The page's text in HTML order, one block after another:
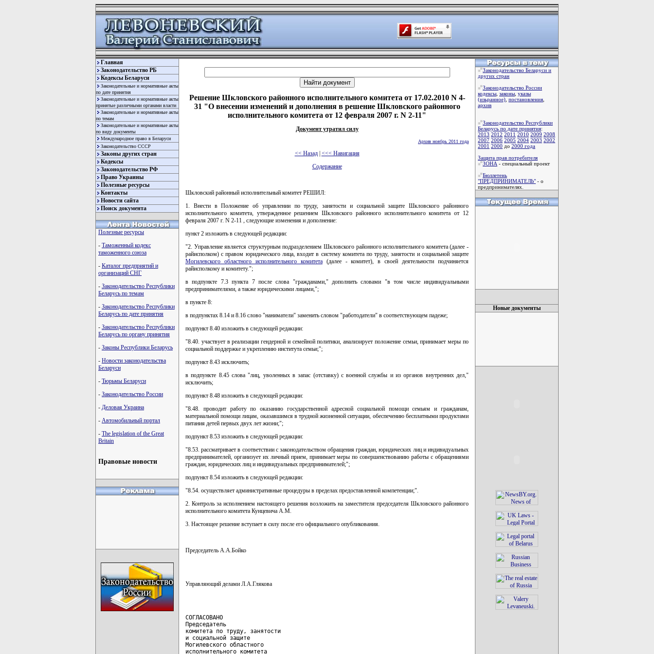
Главная
Законодательство РБ
Кодексы Беларуси
Законодательные и нормативные акты
по дате принятия
Законодательные и нормативные акты
принятые различными органами власти
Законодательные и нормативные акты
по темам
Законодательные и нормативные акты
по виду документы
Международное право в Беларуси
Законодательство СССР
Законы других стран
Кодексы
Законодательство РФ
Право Украины
Полезные ресурсы
Контакты
Новости сайта
Поиск документа
Полезные ресурсы
- Таможенный кодекс
таможенного союза
- Каталог предприятий и
организаций СНГ
- Законодательство Республики
Беларусь по темам
- Законодательство Республики
Беларусь по дате принятия
- Законодательство Республики
Беларусь по органу принятия
- Законы Республики Беларусь
- Новости законодательства
Беларуси
- Тюрьмы Беларуси
- Законодательство России
- Деловая Украина
- Автомобильный портал
- The legislation of the Great
Britain
Правовые новости
Решение Шкловского районного исполнительного комитета от 17.02.2010 N 4-
31 "О внесении изменений и дополнения в решение Шкловского районного
исполнительного комитета от 12 февраля 2007 г. N 2-11"
Документ утратил силу
Архив ноябрь 2011 года
<< Назад| <<< Навигация
Содержание
Шкловский районный исполнительный комитет РЕШИЛ:
1. Внести в Положение об управлении по труду, занятости и социальной защите Шкловского районного
исполнительного комитета, утвержденное решением Шкловского районного исполнительного комитета от 12
февраля 2007 г. N 2-11 , следующие изменения и дополнение:
пункт 2 изложить в следующей редакции:
"2. Управление является структурным подразделением Шкловского районного исполнительного комитета (далее -
райисполком) с правом юридического лица, входит в систему комитета по труду, занятости и социальной защите
Могилевского областного исполнительного комитета(далее - комитет), в своей деятельности подчиняется
райисполкому и комитету.";
в подпункте 7.3 пункта 7 после слова "гражданами," дополнить словами "в том числе индивидуальными
предпринимателями, а также юридическими лицами,";
в пункте 8:
в подпунктах 8.14 и 8.16 слово "наниматели" заменить словом "работодатели" в соответствующем падеже;
подпункт 8.40 изложить в следующей редакции:
"8.40. участвует в реализации гендерной и семейной политики, анализирует положение семьи, принимает меры по
социальной поддержке и укреплению института семьи;";
подпункт 8.43 исключить;
в подпункте 8.45 слова "лиц, уволенных в запас (отставку) с военной службы и из органов внутренних дел,"
исключить;
подпункт 8.48 изложить в следующей редакции:
"8.48. проводит работу по оказанию государственной адресной социальной помощи семьям и гражданам,
материальной помощи лицам, оказавшимся в трудной жизненной ситуации, обеспечению бесплатными продуктами
питания детей первых двух лет жизни;";
подпункт 8.53 изложить в следующей редакции:
"8.53. рассматривает в соответствии с законодательством обращения граждан, юридических лиц и индивидуальных
предпринимателей, организует их личный прием, принимает меры по совершенствованию работы с обращениями
граждан, юридических лиц и индивидуальных предпринимателей;";
подпункт 8.54 изложить в следующей редакции:
"8.54. осуществляет административные процедуры в пределах предоставленной компетенции;".
2. Контроль за исполнением настоящего решения возложить на заместителя председателя Шкловского районного
исполнительного комитета Кунцевича А.М.
3. Настоящее решение вступает в силу после его официального опубликования.
Председатель А.А.Бойко
Управляющий делами Л.А.Глякова
СОГЛАСОВАНО
Председатель
комитета по труду, занятости
и социальной защите
Могилевского областного
исполнительного комитета
Законодательство Беларуси и
других стран
Законодательство России
кодексы законы указы
(изьранное) постановления
архив
Законодательство Республики
Беларусь по дате принятия:
2013 2012 2011 2010 2009 2008
2007 2006 2005 2004 2003 2002
2001 2000 до 2000 года
Защита прав потребителя
ЗОНА - специальный проект
Бюллетень
"ПРЕДПРИНИМАТЕЛЬ" - о
предпринимателях.
Новые документы